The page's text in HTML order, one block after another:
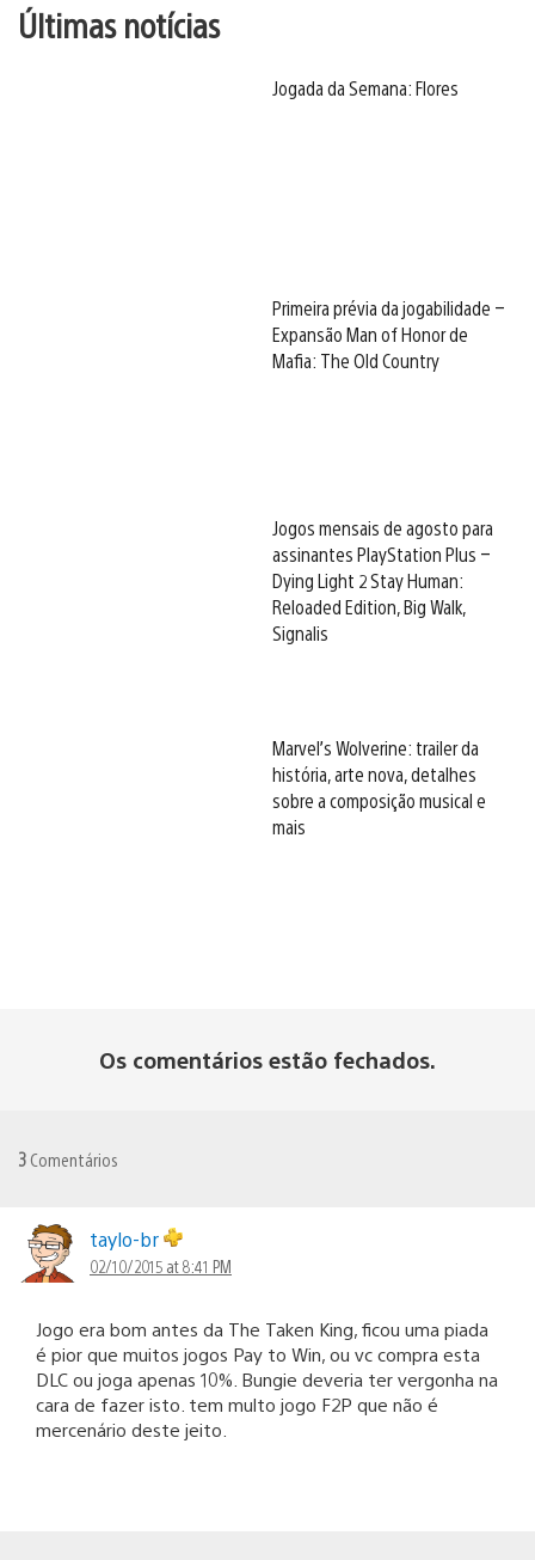
Últimas notícias
Jogada da Semana: Flores
Primeira prévia da jogabilidade –
Expansão Man of Honor de
Mafia: The Old Country
Jogos mensais de agosto para
assinantes PlayStation Plus –
Dying Light 2 Stay Human:
Reloaded Edition, Big Walk,
Signalis
Marvel’s Wolverine: trailer da
história, arte nova, detalhes
sobre a composição musical e
mais
Os comentários estão fechados.
3 Comentários
taylo-br
02/10/2015 at 8:41 PM
Jogo era bom antes da The Taken King, ficou uma piada
é pior que muitos jogos Pay to Win, ou vc compra esta
DLC ou joga apenas 10%. Bungie deveria ter vergonha na
cara de fazer isto. tem multo jogo F2P que não é
mercenário deste jeito.